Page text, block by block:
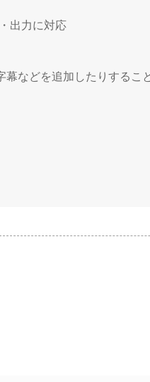
出力に対応
などを追加したりするこ